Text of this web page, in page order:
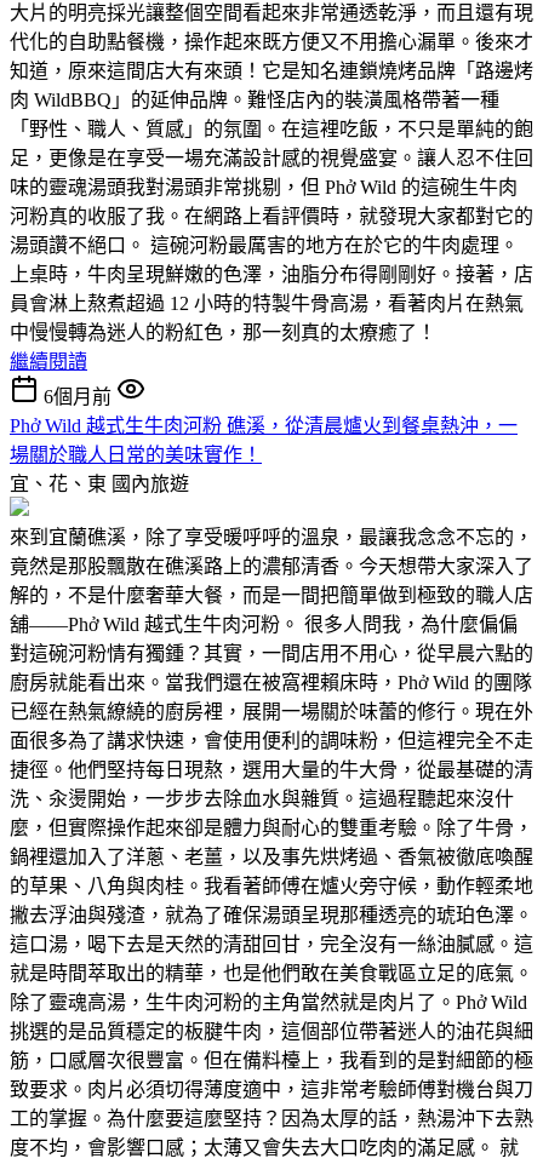
大片的明亮採光讓整個空間看起來非常通透乾淨，而且還有現
代化的自助點餐機，操作起來既方便又不用擔心漏單。後來才
知道，原來這間店大有來頭！它是知名連鎖燒烤品牌「路邊烤
肉 WildBBQ」的延伸品牌。難怪店內的裝潢風格帶著一種
「野性、職人、質感」的氛圍。在這裡吃飯，不只是單純的飽
足，更像是在享受一場充滿設計感的視覺盛宴。讓人忍不住回
味的靈魂湯頭我對湯頭非常挑剔，但 Phở Wild 的這碗生牛肉
河粉真的收服了我。在網路上看評價時，就發現大家都對它的
湯頭讚不絕口。 這碗河粉最厲害的地方在於它的牛肉處理。
上桌時，牛肉呈現鮮嫩的色澤，油脂分布得剛剛好。接著，店
員會淋上熬煮超過 12 小時的特製牛骨高湯，看著肉片在熱氣
中慢慢轉為迷人的粉紅色，那一刻真的太療癒了！
繼續閱讀
6個月前
Phở Wild 越式生牛肉河粉 礁溪，從清晨爐火到餐桌熱沖，一
場關於職人日常的美味實作！
宜、花、東 國內旅遊
來到宜蘭礁溪，除了享受暖呼呼的溫泉，最讓我念念不忘的，
竟然是那股飄散在礁溪路上的濃郁清香。今天想帶大家深入了
解的，不是什麼奢華大餐，而是一間把簡單做到極致的職人店
舖——Phở Wild 越式生牛肉河粉。 很多人問我，為什麼偏偏
對這碗河粉情有獨鍾？其實，一間店用不用心，從早晨六點的
廚房就能看出來。當我們還在被窩裡賴床時，Phở Wild 的團隊
已經在熱氣繚繞的廚房裡，展開一場關於味蕾的修行。現在外
面很多為了講求快速，會使用便利的調味粉，但這裡完全不走
捷徑。他們堅持每日現熬，選用大量的牛大骨，從最基礎的清
洗、汆燙開始，一步步去除血水與雜質。這過程聽起來沒什
麼，但實際操作起來卻是體力與耐心的雙重考驗。除了牛骨，
鍋裡還加入了洋蔥、老薑，以及事先烘烤過、香氣被徹底喚醒
的草果、八角與肉桂。我看著師傅在爐火旁守候，動作輕柔地
撇去浮油與殘渣，就為了確保湯頭呈現那種透亮的琥珀色澤。
這口湯，喝下去是天然的清甜回甘，完全沒有一絲油膩感。這
就是時間萃取出的精華，也是他們敢在美食戰區立足的底氣。
除了靈魂高湯，生牛肉河粉的主角當然就是肉片了。Phở Wild
挑選的是品質穩定的板腱牛肉，這個部位帶著迷人的油花與細
筋，口感層次很豐富。但在備料檯上，我看到的是對細節的極
致要求。肉片必須切得薄度適中，這非常考驗師傅對機台與刀
工的掌握。為什麼要這麼堅持？因為太厚的話，熱湯沖下去熟
度不均，會影響口感；太薄又會失去大口吃肉的滿足感。 就